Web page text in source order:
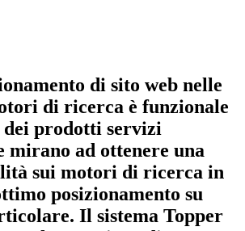
di sito web nelle
di ricerca è funzionale
prodotti servizi
mirano ad ottenere una
sui motori di ricerca in
posizionamento su
Il sistema Topper